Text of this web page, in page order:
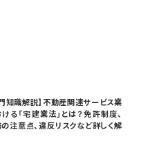
知識解説】不動産関連サービス業
る「宅建業法」とは？免許制度、
注意点、違反リスクなど詳しく解